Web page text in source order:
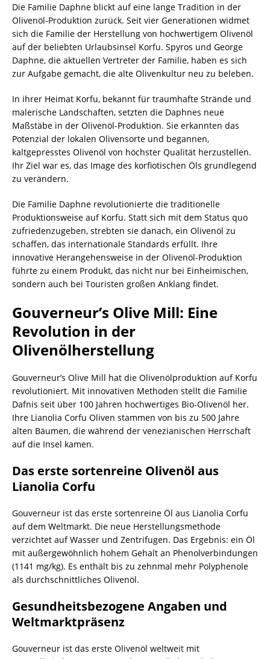
Die Familie Daphne blickt auf eine lange Tradition in der
Olivenöl-Produktion zurück. Seit vier Generationen widmet
sich die Familie der Herstellung von hochwertigem Olivenöl
auf der beliebten Urlaubsinsel Korfu. Spyros und George
Daphne, die aktuellen Vertreter der Familie, haben es sich
zur Aufgabe gemacht, die alte Olivenkultur neu zu beleben.
In ihrer Heimat Korfu, bekannt für traumhafte Strände und
malerische Landschaften, setzten die Daphnes neue
Maßstäbe in der Olivenöl-Produktion. Sie erkannten das
Potenzial der lokalen Olivensorte und begannen,
kaltgepresstes Olivenöl von höchster Qualität herzustellen.
Ihr Ziel war es, das Image des korfiotischen Öls grundlegend
zu verändern.
Die Familie Daphne revolutionierte die traditionelle
Produktionsweise auf Korfu. Statt sich mit dem Status quo
zufriedenzugeben, strebten sie danach, ein Olivenöl zu
schaffen, das internationale Standards erfüllt. Ihre
innovative Herangehensweise in der Olivenöl-Produktion
führte zu einem Produkt, das nicht nur bei Einheimischen,
sondern auch bei Touristen großen Anklang findet.
Gouverneur’s Olive Mill: Eine
Revolution in der
Olivenölherstellung
Gouverneur’s Olive Mill hat die Olivenölproduktion auf Korfu
revolutioniert. Mit innovativen Methoden stellt die Familie
Dafnis seit über 100 Jahren hochwertiges Bio-Olivenöl her.
Ihre Lianolia Corfu Oliven stammen von bis zu 500 Jahre
alten Bäumen, die während der venezianischen Herrschaft
auf die Insel kamen.
Das erste sortenreine Olivenöl aus
Lianolia Corfu
Gouverneur ist das erste sortenreine Öl aus Lianolia Corfu
auf dem Weltmarkt. Die neue Herstellungsmethode
verzichtet auf Wasser und Zentrifugen. Das Ergebnis: ein Öl
mit außergewöhnlich hohem Gehalt an Phenolverbindungen
(1141 mg/kg). Es enthält bis zu zehnmal mehr Polyphenole
als durchschnittliches Olivenöl.
Gesundheitsbezogene Angaben und
Weltmarktpräsenz
Gouverneur ist das erste Olivenöl weltweit mit